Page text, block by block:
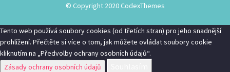
© Copyright 2020CodexThemes
Tento web používá soubory cookies (od třetích stran) pro jeho snadnější
prohlížení. Přečtěte si více o tom, jak můžete ovládat soubory cookie
kliknutím na „Předvolby ochrany osobních údajů“.
Zásady ochrany osobních údajů